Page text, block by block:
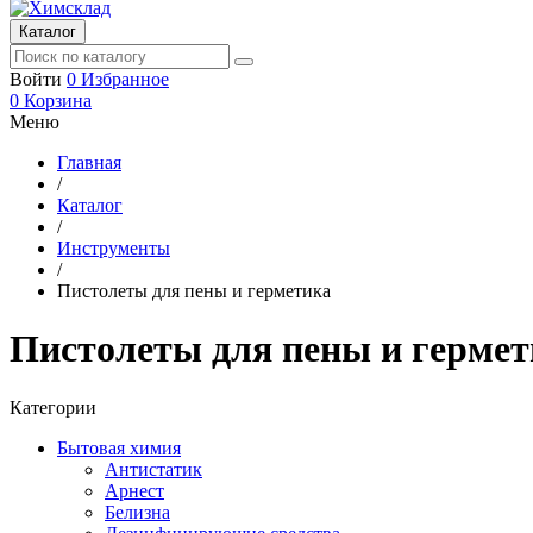
Каталог
Войти 0 Избранное
0 Корзина
Меню
Главная
/
Каталог
/
Инструменты
/
Пистолеты для пены и герметика
Пистолеты для пены и
Категории
Бытовая химия
Антистатик
Арнест
Белизна